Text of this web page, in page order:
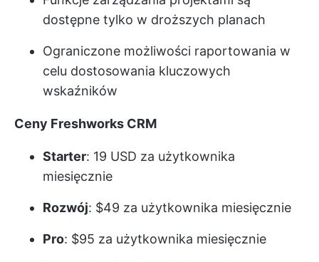
dostępne tylko w droższych planach
Ograniczone możliwości raportowania w
celu dostosowania kluczowych
wskaźników
Ceny Freshworks CRM
Starter: 19 USD za użytkownika
miesięcznie
Rozwój: $49 za użytkownika miesięcznie
Pro: $95 za użytkownika miesięcznie